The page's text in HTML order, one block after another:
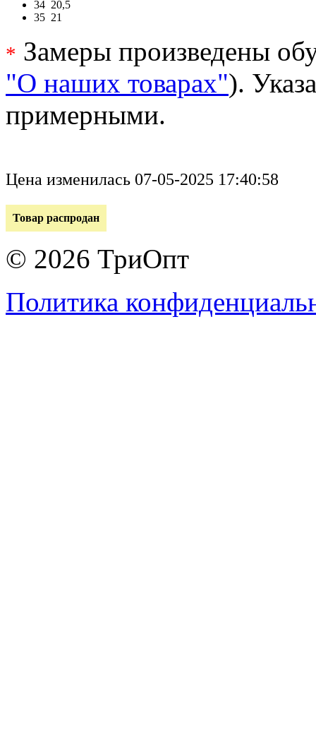
34 20,5
35 21
* Замеры произведены
"О наших товарах").
примерными.
Цена изменилась 07-05-2025 17:40:58
Товар распродан
© 2026 ТриОпт
Политика